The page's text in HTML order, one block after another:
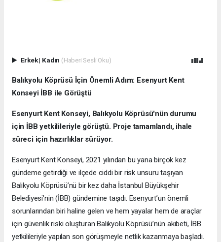
Erkek| Kadın (Haberi Sesli Oku)
Balıkyolu Köprüsü İçin Önemli Adım: Esenyurt Kent
Konseyi İBB ile Görüştü
Esenyurt Kent Konseyi, Balıkyolu Köprüsü'nün durumu
için İBB yetkilileriyle görüştü. Proje tamamlandı, ihale
süreci için hazırlıklar sürüyor.
Esenyurt Kent Konseyi, 2021 yılından bu yana birçok kez
gündeme getirdiği ve ilçede ciddi bir risk unsuru taşıyan
Balıkyolu Köprüsü’nü bir kez daha İstanbul Büyükşehir
Belediyesi’nin (İBB) gündemine taşıdı. Esenyurt’un önemli
sorunlarından biri haline gelen ve hem yayalar hem de araçlar
için güvenlik riski oluşturan Balıkyolu Köprüsü’nün akıbeti, İBB
yetkilileriyle yapılan son görüşmeyle netlik kazanmaya başladı.